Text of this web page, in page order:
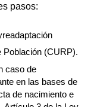
pasos:
Población (CURP).
caso de
en las bases de
de nacimiento e